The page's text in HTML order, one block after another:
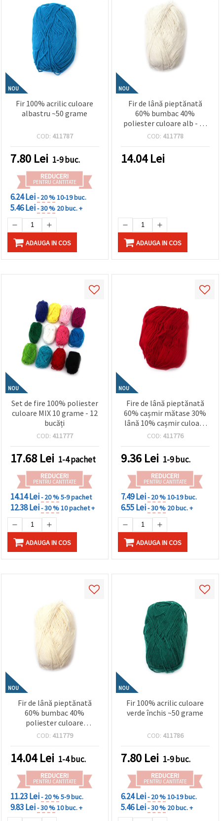
NOU
Fir 100% acrilic culoare
albastru ~50 grame
COD: 411787
7.80 Lei 1-9 buc.
REDUCERI
PENTRU CANTITATE
6.24 Lei- 20 %10-19 buc.
5.46 Lei- 30 % 20 buc. +
ADAUGA IN COS
NOU
Fir de lână pieptănată
60% bumbac 40%
poliester culoare alb - 50
grame
COD: 411778
14.04Lei
ADAUGA IN COS
NOU
Set de fire 100% poliester
culoare MIX 10 grame - 12
bucăți
COD: 411777
17.68 Lei 1-4 pachet
REDUCERI
PENTRU CANTITATE
14.14 Lei- 20 %5-9 pachet
12.38 Lei- 30 %10 pachet +
ADAUGA IN COS
NOU
Fire de lână pieptănată
60% cașmir mătase 30%
lână 10% cașmir culoare
roșu închis - 50 de grame
COD: 411776
9.36 Lei 1-9 buc.
REDUCERI
PENTRU CANTITATE
7.49 Lei- 20 %10-19 buc.
6.55 Lei- 30 % 20 buc. +
ADAUGA IN COS
NOU
Fir de lână pieptănată
60% bumbac 40%
poliester culoare
șampanie - 50 grame
COD: 411779
14.04Lei 1-4 buc.
REDUCERI
PENTRU CANTITATE
11.23 Lei- 20 %5-9 buc.
9.83 Lei- 30 %10 buc. +
NOU
Fir 100% acrilic culoare
verde închis ~50 grame
COD: 411786
7.80 Lei 1-9 buc.
REDUCERI
PENTRU CANTITATE
6.24 Lei- 20 %10-19 buc.
5.46 Lei- 30 % 20 buc. +